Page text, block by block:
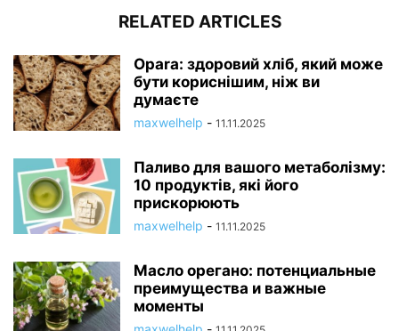
RELATED ARTICLES
Opara: здоровий хліб, який може
бути кориснішим, ніж ви
думаєте
maxwelhelp - 11.11.2025
Паливо для вашого метаболізму:
10 продуктів, які його
прискорюють
maxwelhelp - 11.11.2025
Масло орегано: потенциальные
преимущества и важные
моменты